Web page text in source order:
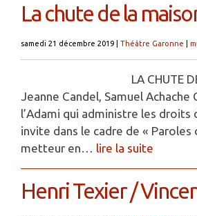
La chute de la
samedi 21 décembre 2019 Théâtre Garonne
LA CHUTE
Jeanne Candel, Samuel Achache
l’Adami qui administre les droits
invite dans le cadre de « Paroles
metteur en… lire la suite
Henri Texier /